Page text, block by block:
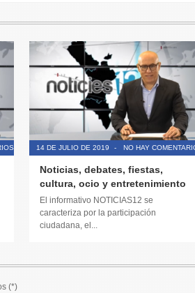
14 DE JULIO DE 2019 - NO HAY
Noticias, debates, fiestas,
cultura, ocio y entretenimiento
El informativo NOTICIAS12 se
caracteriza por la participación
ciudadana, el...
(*)